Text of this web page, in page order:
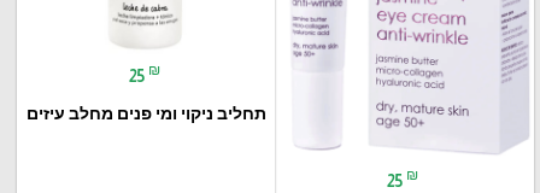
25 ₪
25 ₪
תחליב ניקוי ומי פנים מחלב עיזים